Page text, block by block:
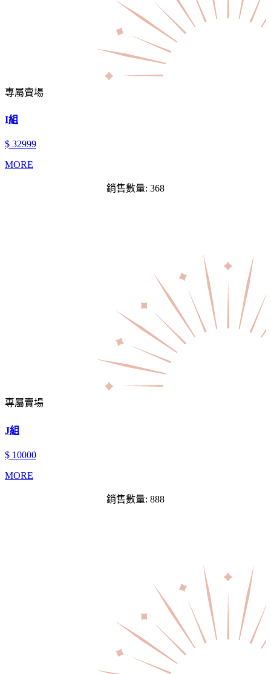
專屬賣場
I組
$ 32999
MORE
銷售數量: 368
專屬賣場
J組
$ 10000
MORE
銷售數量: 888